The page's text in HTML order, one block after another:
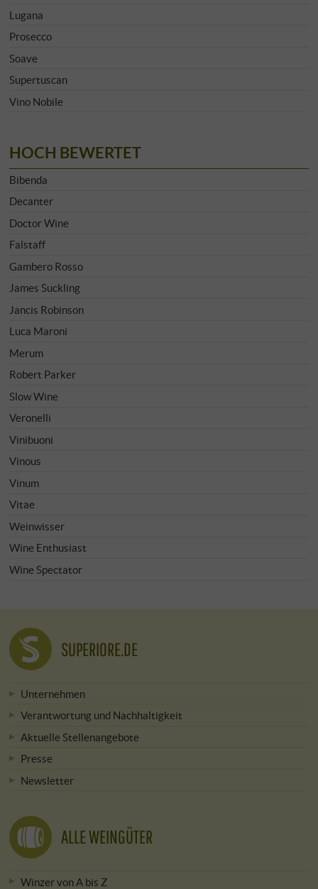
Lugana
Prosecco
Soave
Supertuscan
Vino Nobile
HOCH BEWERTET
Bibenda
Decanter
Doctor Wine
Falstaff
Gambero Rosso
James Suckling
Jancis Robinson
Luca Maroni
Merum
Robert Parker
Slow Wine
Veronelli
Vinibuoni
Vinous
Vinum
Vitae
Weinwisser
Wine Enthusiast
Wine Spectator
SUPERIORE.DE
Unternehmen
Verantwortung und Nachhaltigkeit
Aktuelle Stellenangebote
Presse
Newsletter
ALLE WEINGÜTER
Winzer von A bis Z